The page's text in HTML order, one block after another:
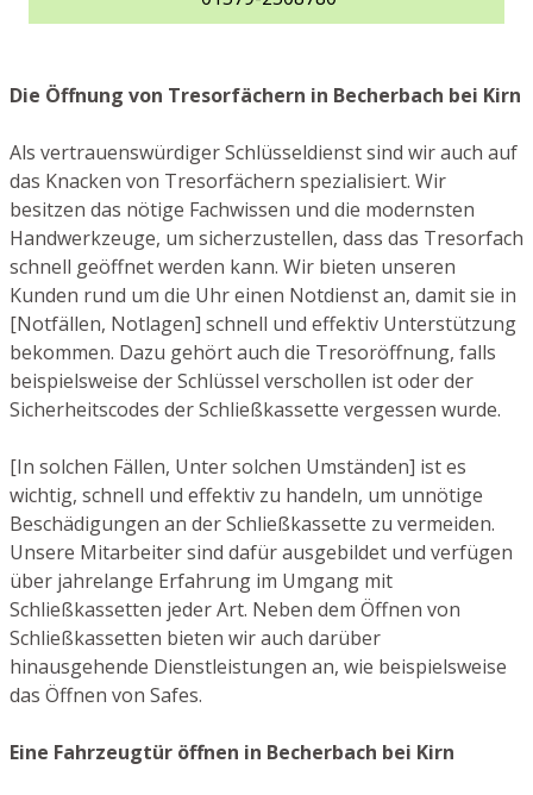
Die Öffnung von Tresorfächern in Becherbach bei Kirn
Als vertrauenswürdiger Schlüsseldienst sind wir auch auf
das Knacken von Tresorfächern spezialisiert. Wir
besitzen das nötige Fachwissen und die modernsten
Handwerkzeuge, um sicherzustellen, dass das Tresorfach
schnell geöffnet werden kann. Wir bieten unseren
Kunden rund um die Uhr einen Notdienst an, damit sie in
[Notfällen, Notlagen] schnell und effektiv Unterstützung
bekommen. Dazu gehört auch die Tresoröffnung, falls
beispielsweise der Schlüssel verschollen ist oder der
Sicherheitscodes der Schließkassette vergessen wurde.
[In solchen Fällen, Unter solchen Umständen] ist es
wichtig, schnell und effektiv zu handeln, um unnötige
Beschädigungen an der Schließkassette zu vermeiden.
Unsere Mitarbeiter sind dafür ausgebildet und verfügen
über jahrelange Erfahrung im Umgang mit
Schließkassetten jeder Art. Neben dem Öffnen von
Schließkassetten bieten wir auch darüber
hinausgehende Dienstleistungen an, wie beispielsweise
das Öffnen von Safes.
Eine Fahrzeugtür öffnen in Becherbach bei Kirn